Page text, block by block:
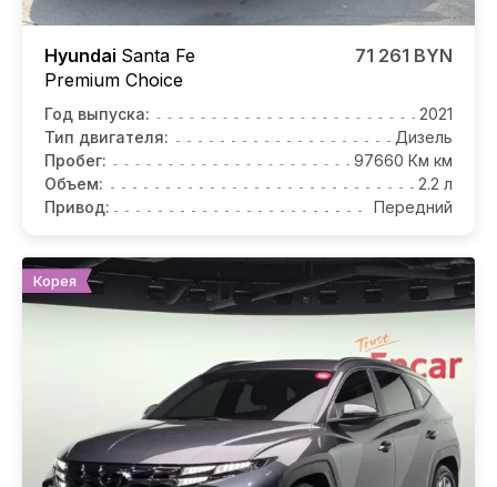
Hyundai Santa Fe
Premium Choice
71 261 BYN
Год выпуска:
2021
Тип двигателя:
Дизель
Пробег:
97660 Км км
Объем:
2.2 л
Привод:
Передний
Корея